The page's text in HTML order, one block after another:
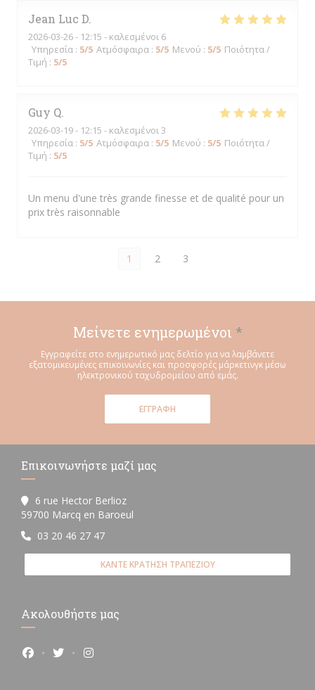
Jean Luc D
2026-03-26- 12:15 - καλεσμένοι 6
Υπηρεσία : 5/5 Ατμόσφαιρα : 5/5 Μενού : 5/5 Ποιότητα /
Τιμή : 5/5
Guy Q
2026-03-19- 12:15 - καλεσμένοι 3
Υπηρεσία : 5/5 Ατμόσφαιρα : 5/5 Μενού : 5/5 Ποιότητα /
Τιμή : 5/5
Un menu d'une très grande finesse et de qualité pour un
prix très raisonnable
1 2 3
Μείνετε ενημερωμένοι *
Εγγραφείτε στο ενημερωτικό μας δελτίο για να λαμβάνετε
εξατομικευμένες επικοινωνίες και προσφορές μάρκετινγκ μέσω
ηλεκτρονικού ταχυδρομείου από εμάς.
ΕΓΓΡΑΦΉ
Επικοινωνήστε μαζί μας
6 rue Hector Berlioz
59700 Marcq en Baroeul
03 20 46 27 47
ΚΆΝΤΕ ΚΡΆΤΗΣΗ ΤΡΑΠΕΖΙΟΎ
Ακολουθήστε μας
Facebook ((ανοίγει σε νέο παράθυρο))
Twitter ((ανοίγει σε νέο παράθυρο))
Instagram ((ανοίγει σε νέο παράθυρο))